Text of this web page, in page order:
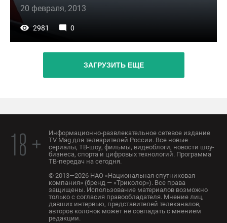
20 февраля, 2013
2981 0
ЗАГРУЗИТЬ ЕЩЕ
18 +
Информационно-развлекательное сетевое издание
TV Mag для телезрителей России. Все новые
сериалы, ТВ-шоу, фильмы, видеоблоги, новости шоу-
бизнеса, спорта и цифровых технологий. Программа
ТВ-передач на сегодня.
© 2013—2026 НАО «Национальная спутниковая
компания» (бренд — «Триколор»). Все права
защищены. Использование материалов возможно
только с согласия правообладателя. Мнение лиц,
давших интервью, представителей телеканалов,
авторов колонок может не совпадать с мнением
редакции.